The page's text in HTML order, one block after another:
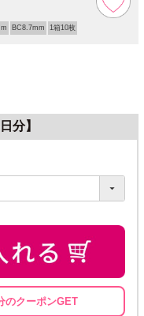
BC8.7mm 1箱10枚
分】
のクーポンGET